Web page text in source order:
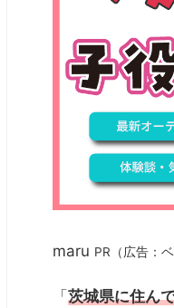
maru PR（広告：
「 茨城県に住ん